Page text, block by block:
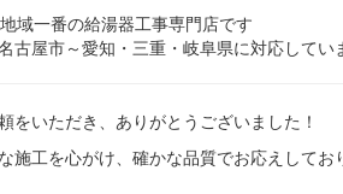
域一番の給湯器工事専門店です
古屋市～愛知・三重・岐阜県に対応してい
をいただき、ありがとうございました！
施工を心がけ、確かな品質でお応えして